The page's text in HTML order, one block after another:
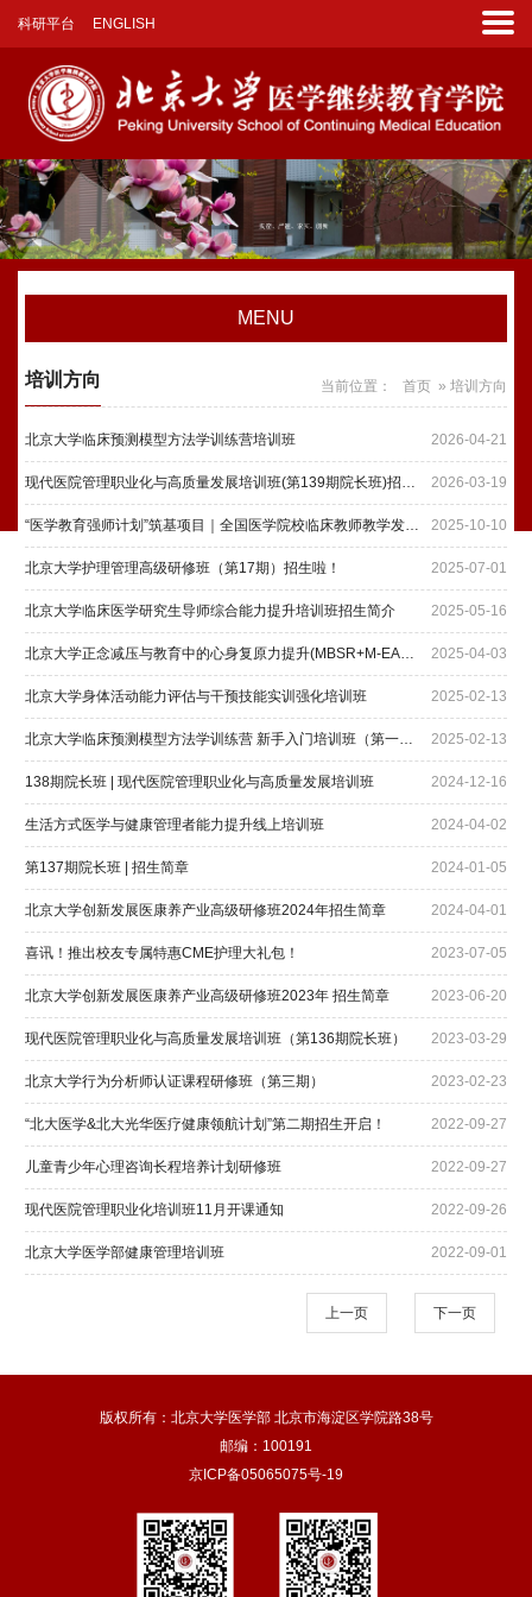
科研平台 ENGLISH
MENU
当前位置： 首页 » 培训方向
培训方向
2026-04-21
北京大学临床预测模型方法学训练营培训班
2026-03-19
现代医院管理职业化与高质量发展培训班(第139期院长班)招生简介
2025-10-10
“医学教育强师计划”筑基项目｜全国医学院校临床教师教学发展研修班（第二期）招生简介
2025-07-01
北京大学护理管理高级研修班（第17期）招生啦！
2025-05-16
北京大学临床医学研究生导师综合能力提升培训班招生简介
2025-04-03
北京大学正念减压与教育中的心身复原力提升(MBSR+M-EASE)培训班
2025-02-13
北京大学身体活动能力评估与干预技能实训强化培训班
2025-02-13
北京大学临床预测模型方法学训练营 新手入门培训班（第一期）
2024-12-16
138期院长班 | 现代医院管理职业化与高质量发展培训班
2024-04-02
生活方式医学与健康管理者能力提升线上培训班
2024-01-05
第137期院长班 | 招生简章
2024-04-01
北京大学创新发展医康养产业高级研修班2024年招生简章
2023-07-05
喜讯！推出校友专属特惠CME护理大礼包！
2023-06-20
北京大学创新发展医康养产业高级研修班2023年 招生简章
2023-03-29
现代医院管理职业化与高质量发展培训班（第136期院长班）
2023-02-23
北京大学行为分析师认证课程研修班（第三期）
2022-09-27
“北大医学&北大光华医疗健康领航计划”第二期招生开启！
2022-09-27
儿童青少年心理咨询长程培养计划研修班
2022-09-26
现代医院管理职业化培训班11月开课通知
2022-09-01
北京大学医学部健康管理培训班
上一页 下一页
版权所有：北京大学医学部 北京市海淀区学院路38号
邮编：100191
京ICP备05065075号-19